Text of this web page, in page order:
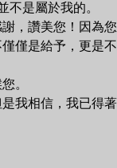
是屬於我的。
，讚美您！因為
僅是給予，更是
。
我相信，我已得